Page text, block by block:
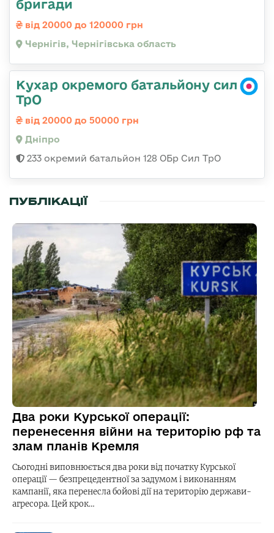
бригади
від 20000 до 120000 грн
Чернігів, Чернігівська область
Кухар окремого батальйону сил
ТрО
від 20000 до 50000 грн
Дніпро
233 окремий батальйон 128 ОБр Сил ТрО
ПУБЛІКАЦІЇ
Два роки Курської операції:
перенесення війни на територію рф та
злам планів Кремля
Сьогодні виповнюється два роки від початку Курської
операції — безпрецедентної за задумом і виконанням
кампанії, яка перенесла бойові дії на територію держави-
агресора. Цей крок…